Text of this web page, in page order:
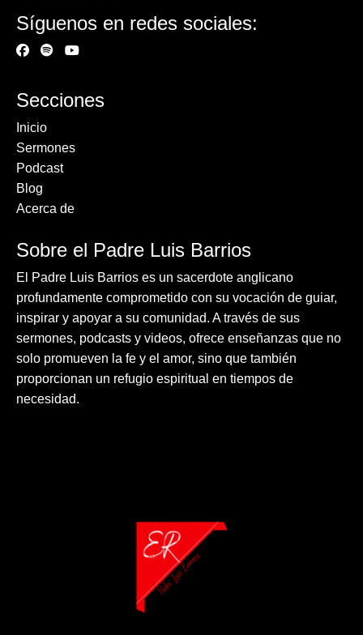
Síguenos en redes sociales:
Secciones
Inicio
Sermones
Podcast
Blog
Acerca de
Sobre el Padre Luis Barrios
El Padre Luis Barrios es un sacerdote anglicano
profundamente comprometido con su vocación de guiar,
inspirar y apoyar a su comunidad. A través de sus
sermones, podcasts y videos, ofrece enseñanzas que no
solo promueven la fe y el amor, sino que también
proporcionan un refugio espiritual en tiempos de
necesidad.